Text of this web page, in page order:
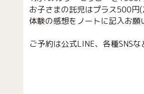
お子さまの託児はプラス500円
体験の感想をノートに記入お願
ご予約は公式LINE、各種SNS